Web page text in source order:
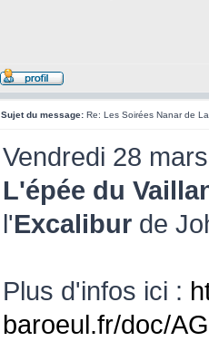
Sujet du message: Re: Les Soirées Nanar de
Vendredi 28
L'épée du
l'Excalibur de
Plus d'infos ici :
baroeul.fr/doc/